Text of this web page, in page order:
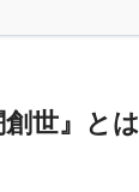
創世』とは